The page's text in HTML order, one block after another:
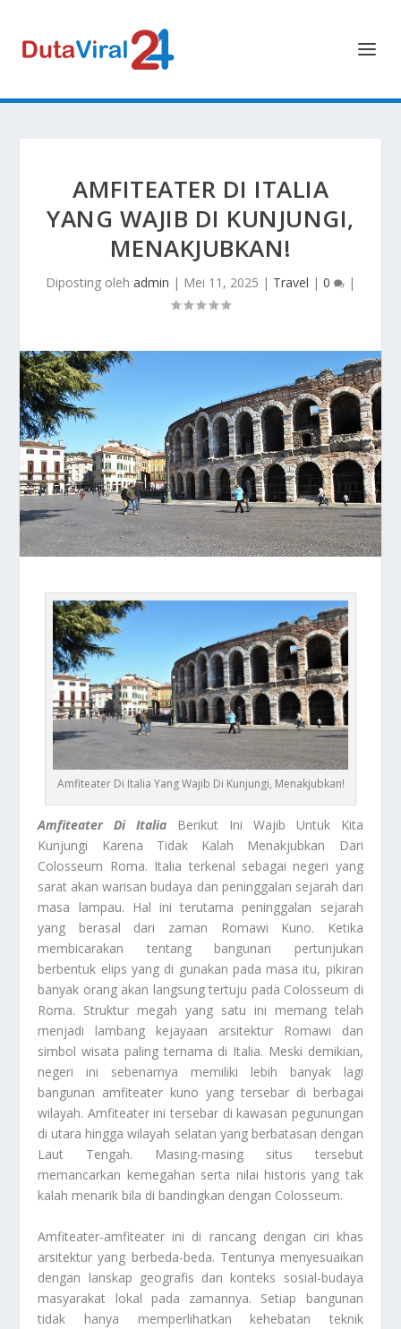
AMFITEATER DI ITALIA
YANG WAJIB DI KUNJUNGI,
MENAKJUBKAN!
Diposting oleh admin | Mei 11, 2025 | Travel | 0 |
Amfiteater Di Italia Yang Wajib Di Kunjungi, Menakjubkan!
Amfiteater Di Italia Berikut Ini Wajib Untuk Kita
Kunjungi Karena Tidak Kalah Menakjubkan Dari
Colosseum Roma. Italia terkenal sebagai negeri yang
sarat akan warisan budaya dan peninggalan sejarah dari
masa lampau. Hal ini terutama peninggalan sejarah
yang berasal dari zaman Romawi Kuno. Ketika
membicarakan tentang bangunan pertunjukan
berbentuk elips yang di gunakan pada masa itu, pikiran
banyak orang akan langsung tertuju pada Colosseum di
Roma. Struktur megah yang satu ini memang telah
menjadi lambang kejayaan arsitektur Romawi dan
simbol wisata paling ternama di Italia. Meski demikian,
negeri ini sebenarnya memiliki lebih banyak lagi
bangunan amfiteater kuno yang tersebar di berbagai
wilayah. Amfiteater ini tersebar di kawasan pegunungan
di utara hingga wilayah selatan yang berbatasan dengan
Laut Tengah. Masing-masing situs tersebut
memancarkan kemegahan serta nilai historis yang tak
kalah menarik bila di bandingkan dengan Colosseum.
Amfiteater-amfiteater ini di rancang dengan ciri khas
arsitektur yang berbeda-beda. Tentunya menyesuaikan
dengan lanskap geografis dan konteks sosial-budaya
masyarakat lokal pada zamannya. Setiap bangunan
tidak hanya memperlihatkan kehebatan teknik